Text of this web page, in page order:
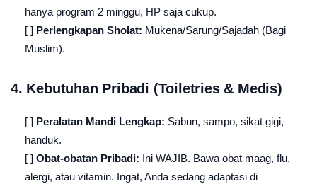
hanya program 2 minggu, HP saja cukup.
[ ] Perlengkapan Sholat: Mukena/Sarung/Sajadah (Bagi
Muslim).
4. Kebutuhan Pribadi (Toiletries & Medis)
[ ] Peralatan Mandi Lengkap: Sabun, sampo, sikat gigi,
handuk.
[ ] Obat-obatan Pribadi: Ini WAJIB. Bawa obat maag, flu,
alergi, atau vitamin. Ingat, Anda sedang adaptasi di